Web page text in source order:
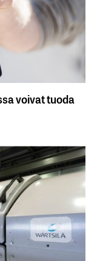
voivat tuoda